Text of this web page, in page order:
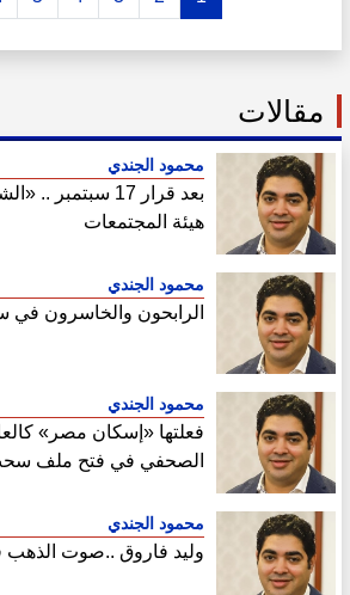
مقالات
محمود الجندي
بعد قرار 17
هيئة المجتمعات
محمود الجندي
الرابحون والخاسرون في
محمود الجندي
فعلتها «إسكان مصر»
الصحفي في فتح ملف
محمود الجندي
وليد فاروق ..صوت الذهب